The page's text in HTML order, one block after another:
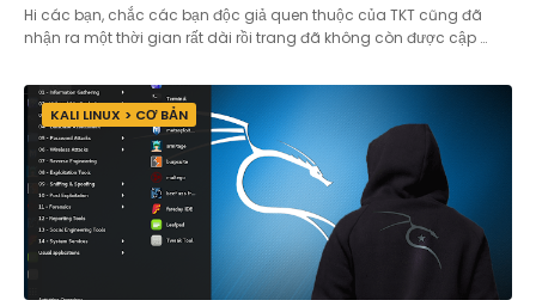
Hi các bạn, chắc các bạn độc giả quen thuộc của TKT cũng đã
nhận ra một thời gian rất dài rồi trang đã không còn được cập …
KALI LINUX > CƠ BẢN